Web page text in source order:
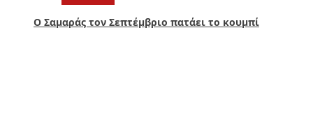
Ο Σαμαράς τον Σεπτέμβριο πατάει το κουμπί